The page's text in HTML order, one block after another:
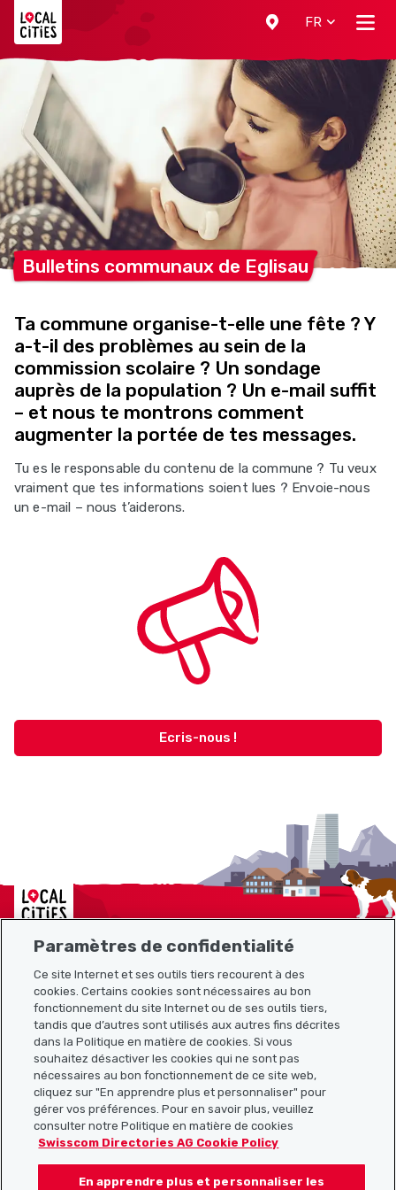
FR
Bulletins communaux de Eglisau
Ta commune organise-t-elle une fête ? Y
a-t-il des problèmes au sein de la
commission scolaire ? Un sondage
auprès de la population ? Un e-mail suffit
– et nous te montrons comment
augmenter la portée de tes messages.
Tu es le responsable du contenu de la commune ? Tu veux
vraiment que tes informations soient lues ? Envoie-nous
un e-mail – nous t’aiderons.
Ecris-nous !
Localcities
Plan du site
Liens utiles
Télécharger l’application Localcities
Paramètres de confidentialité
Ce site Internet et ses outils tiers recourent à des
cookies. Certains cookies sont nécessaires au bon
fonctionnement du site Internet ou de ses outils tiers,
tandis que d’autres sont utilisés aux autres fins décrites
dans la Politique en matière de cookies. Si vous
souhaitez désactiver les cookies qui ne sont pas
nécessaires au bon fonctionnement de ce site web,
cliquez sur "En apprendre plus et personnaliser" pour
gérer vos préférences. Pour en savoir plus, veuillez
consulter notre Politique en matière de cookies
Swisscom Directories AG Cookie Policy
En apprendre plus et personnaliser les